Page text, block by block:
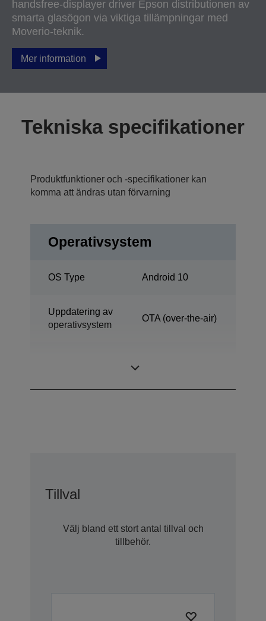
handsfree-displayer driver Epson distributionen av
smarta glasögon via viktiga tillämpningar med
Moverio-teknik.
Mer information
Tekniska specifikationer
Produktfunktioner och -specifikationer kan
komma att ändras utan förvarning
Operativsystem
OS Type Android 10
Uppdatering av
operativsystem
OTA (over-the-air)
Tillval
Välj bland ett stort antal tillval och
tillbehör.